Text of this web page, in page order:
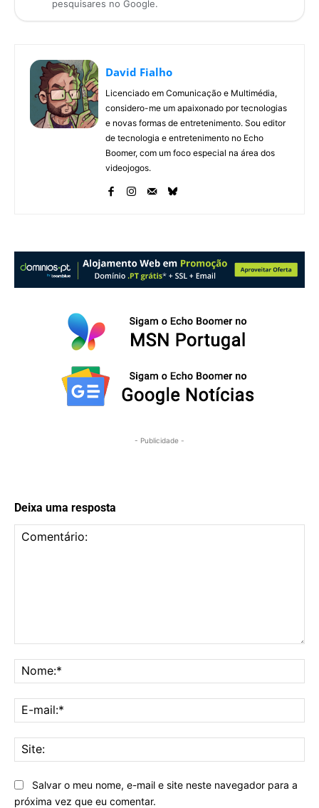
pesquisares no Google.
David Fialho
Licenciado em Comunicação e Multimédia,
considero-me um apaixonado por tecnologias
e novas formas de entretenimento. Sou editor
de tecnologia e entretenimento no Echo
Boomer, com um foco especial na área dos
videojogos.
- Publicidade -
Deixa uma resposta
Salvar o meu nome, e-mail e site neste navegador para a
próxima vez que eu comentar.